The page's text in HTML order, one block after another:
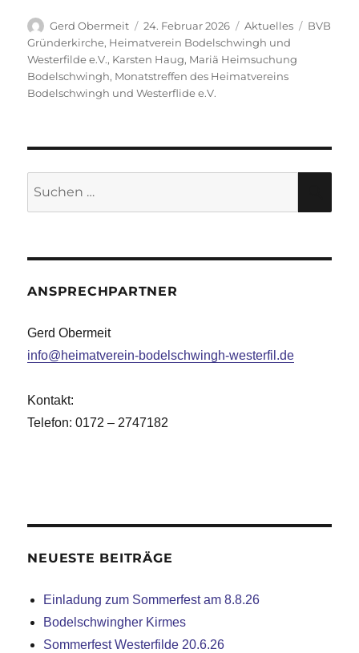
Autor
Gerd Obermeit
Veröffentlicht
am
24. Februar 2026 Kategorien
Aktuelles
BVB
Gründerkirche, Heimatverein Bodelschwingh und
Westerfilde e.V., Karsten Haug, Mariä Heimsuchung
Bodelschwingh, Monatstreffen des Heimatvereins
Bodelschwingh und Westerflide e.V.
ANSPRECHPARTNER
Gerd Obermeit
info@heimatverein-bodelschwingh-westerfil.de
Kontakt:
Telefon: 0172 – 2747182
NEUESTE BEITRÄGE
Einladung zum Sommerfest am 8.8.26
Bodelschwingher Kirmes
Sommerfest Westerfilde 20.6.26